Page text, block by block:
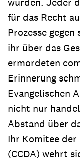
für das Recht
Prozesse
ihr über das
ermordeten
Erinnerung
Evangelischen
nicht nur
Abstand über
Ihr Komitee
(CCDA) wehrt